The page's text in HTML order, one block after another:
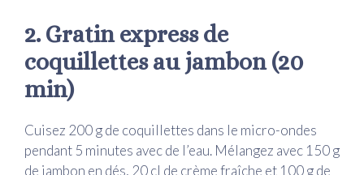
2. Gratin express de
coquillettes au jambon (20
min)
Cuisez 200 g de coquillettes dans le micro-ondes
pendant 5 minutes avec de l’eau. Mélangez avec 150 g
de jambon en dés, 20 cl de crème fraîche et 100 g de